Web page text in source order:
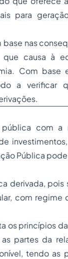
para
nas
causa à
Com base
a verificar
com a
Pública
derivada,
com
os princípios
partes da
tendo as